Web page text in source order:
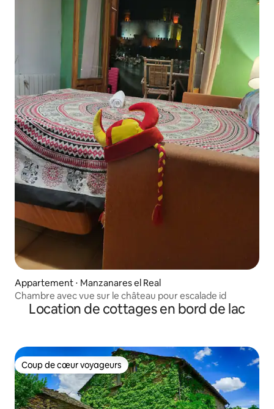
Appartement ⋅ Manzanares el Real
Chambre avec vue sur le château pour escalade id
Location de cottages en bord de lac
Coup de cœur voyageurs
Coup de cœur voyageurs